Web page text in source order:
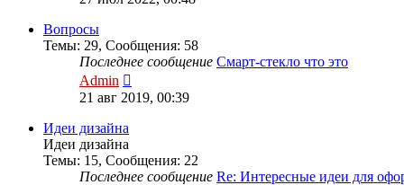
Вопросы
Темы: 29, Сообщения: 58
Последнее сообщение Смарт-стекло что это
Admin
к
последнему
21 авг 2019, 00:39
Идеи дизайна
Идеи дизайна
Темы: 15, Сообщения: 22
Последнее сообщение Re: Интересные идеи для